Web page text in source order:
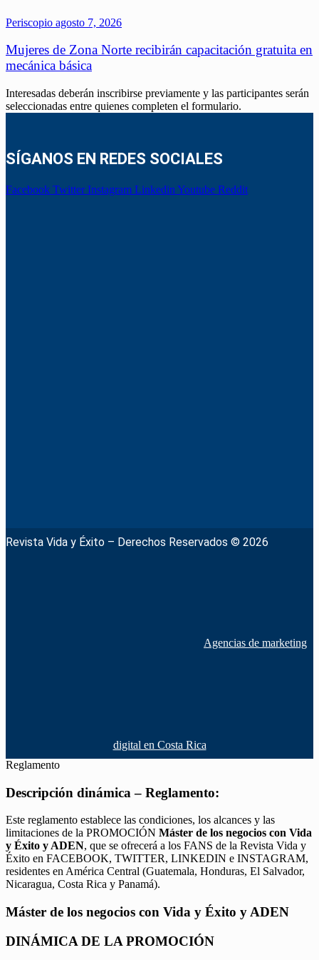
Periscopio agosto 7, 2026
Mujeres de Zona Norte recibirán capacitación gratuita en
mecánica básica
Interesadas deberán inscribirse previamente y las participantes serán
seleccionadas entre quienes completen el formulario.
SÍGANOS EN REDES SOCIALES
Facebook Twitter Instagram Linkedin Youtube Reddit
Revista Vida y Éxito – Derechos Reservados © 2026
Agencias de marketing
digital en Costa Rica
Reglamento
Descripción dinámica – Reglamento:
Este reglamento establece las condiciones, los alcances y las
limitaciones de la PROMOCIÓN Máster de los negocios con Vida
y Éxito y ADEN, que se ofrecerá a los FANS de la Revista Vida y
Éxito en FACEBOOK, TWITTER, LINKEDIN e INSTAGRAM,
residentes en América Central (Guatemala, Honduras, El Salvador,
Nicaragua, Costa Rica y Panamá).
Máster de los negocios con Vida y Éxito y ADEN
DINÁMICA DE LA PROMOCIÓN